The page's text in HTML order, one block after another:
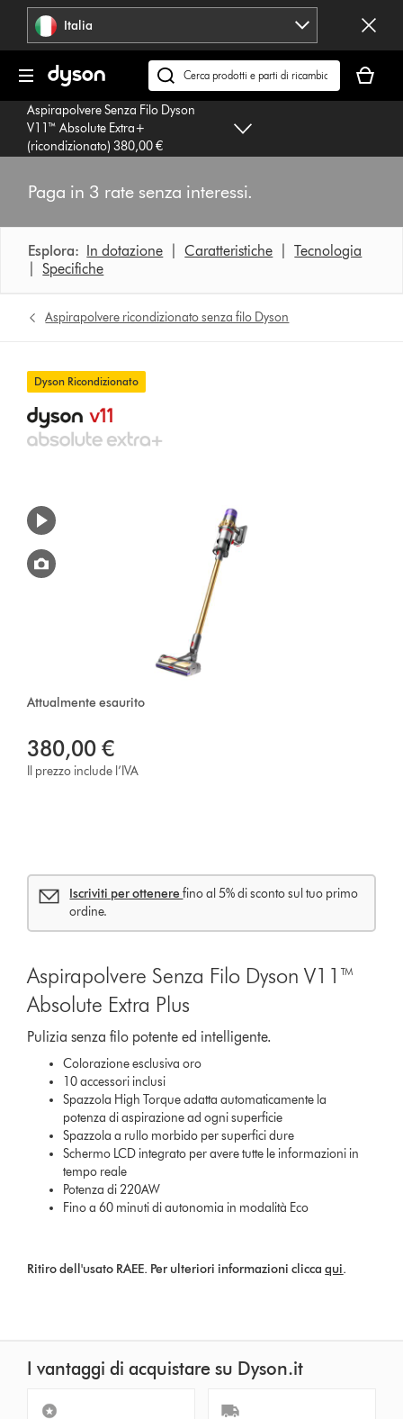
navigazione Italia
Cerca
su
carrello
è
Aspirapolvere Senza Filo Dyson
V11™ Absolute Extra+
(ricondizionato) 380,00 €
Paga in 3 rate senza interessi.
Esplora: In dotazione |Caratteristiche |Tecnologia
|Specifiche
Aspirapolvere ricondizionato senza filo Dyson
Dyson Ricondizionato
Attualmente esaurito
380,00 €
Il prezzo include l’IVA
Iscriviti per ottenerefino al 5% di sconto sul tuo primo
ordine.
Aspirapolvere Senza Filo Dyson V11™
Absolute Extra Plus
Pulizia senza filo potente ed intelligente.
Colorazione esclusiva oro
10 accessori inclusi
Spazzola High Torque adatta automaticamente la
potenza di aspirazione ad ogni superficie
Spazzola a rullo morbido per superfici dure
Schermo LCD integrato per avere tutte le informazioni in
tempo reale
Potenza di 220AW
Fino a 60 minuti di autonomia in modalità Eco
Ritiro dell'usato RAEE. Per ulteriori informazioni cliccaqui.
I vantaggi di acquistare su Dyson.it